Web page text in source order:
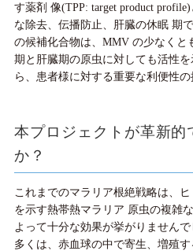
す薬剤 像(TPP: target product
な除去、伝播防止、肝臓の休眠 期
の候補化合物は、MMV の少なくと
期と肝臓期の原虫に対しても活性
ら、患者様に対する重要な利便性の
本プロジェクトが革新的
か？
これまでのマラリア根絶戦略は、
を示す熱帯熱マラリア 原虫の複雑
よって十分な効果が挙がりません
多くは、赤血球の中で寄生、増殖